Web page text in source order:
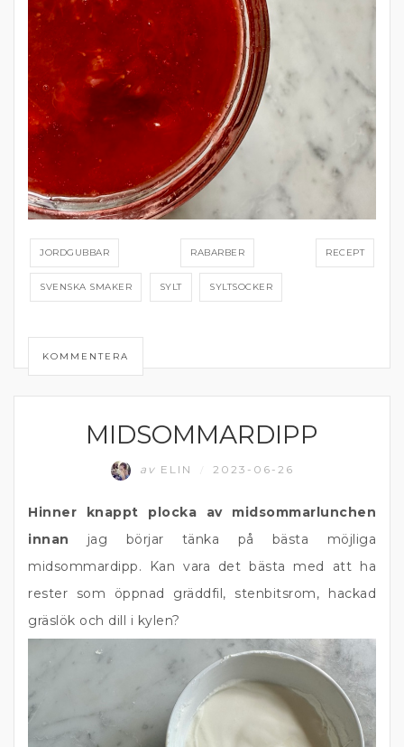
JORDGUBBAR RABARBER RECEPT
SVENSKA SMAKER SYLT SYLTSOCKER
KOMMENTERA
DIPP OCH RÖRORMIDSOMMARDIPP
av ELIN 2023-06-26
Hinner knappt plocka av midsommarlunchen
innan jag börjar tänka på bästa möjliga
midsommardipp. Kan vara det bästa med att ha
rester som öppnad gräddfil, stenbitsrom, hackad
gräslök och dill i kylen?